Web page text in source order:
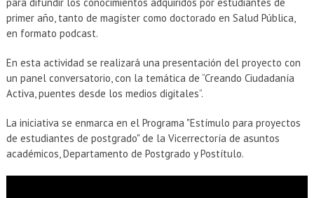
primer año, tanto de magíster como doctorado en Salud Pública,
en formato podcast.
En esta actividad se realizará una presentación del proyecto con
un panel conversatorio, con la temática de “Creando Ciudadanía
Activa, puentes desde los medios digitales”.
La iniciativa se enmarca en el Programa "Estímulo para proyectos
de estudiantes de postgrado" de la Vicerrectoría de asuntos
académicos, Departamento de Postgrado y Postítulo.